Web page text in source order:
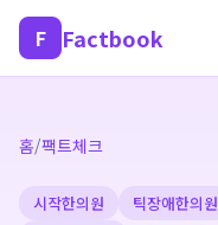
F Factbook
홈/팩트체크
시작한의원 틱장애한의원